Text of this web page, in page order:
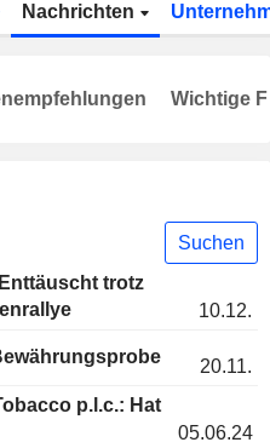
Nachrichten
Suchen
trotz
10.12.
20.11.
p.l.c.: Hat
05.06.24
Wichtige